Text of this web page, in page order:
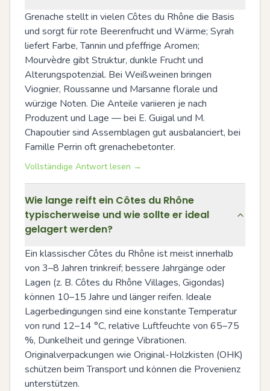
Grenache stellt in vielen Côtes du Rhône die Basis
und sorgt für rote Beerenfrucht und Wärme; Syrah
liefert Farbe, Tannin und pfeffrige Aromen;
Mourvèdre gibt Struktur, dunkle Frucht und
Alterungspotenzial. Bei Weißweinen bringen
Viognier, Roussanne und Marsanne florale und
würzige Noten. Die Anteile variieren je nach
Produzent und Lage — bei E. Guigal und M.
Chapoutier sind Assemblagen gut ausbalanciert, bei
Famille Perrin oft grenachebetonter.
Vollständige Antwort lesen →
Wie lange reift ein Côtes du Rhône
typischerweise und wie sollte er ideal
gelagert werden?
Ein klassischer Côtes du Rhône ist meist innerhalb
von 3–8 Jahren trinkreif; bessere Jahrgänge oder
Lagen (z. B. Côtes du Rhône Villages, Gigondas)
können 10–15 Jahre und länger reifen. Ideale
Lagerbedingungen sind eine konstante Temperatur
von rund 12–14 °C, relative Luftfeuchte von 65–75
%, Dunkelheit und geringe Vibrationen.
Originalverpackungen wie Original-Holzkisten (OHK)
schützen beim Transport und können die Provenienz
unterstützen.